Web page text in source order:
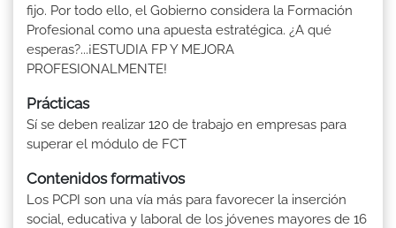
fijo. Por todo ello, el Gobierno considera la Formación
Profesional como una apuesta estratégica. ¿A qué
esperas?...¡ESTUDIA FP Y MEJORA
PROFESIONALMENTE!
Prácticas
Sí se deben realizar 120 de trabajo en empresas para
superar el módulo de FCT
Contenidos formativos
Los PCPI son una vía más para favorecer la inserción
social, educativa y laboral de los jóvenes mayores de 16